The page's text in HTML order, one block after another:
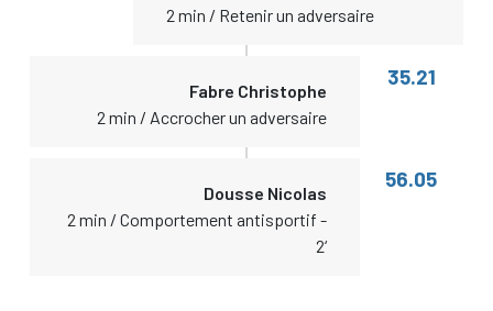
2 min / Retenir un adversaire
Fabre Christophe
2 min / Accrocher un adversaire
35.21
Dousse Nicolas
2 min / Comportement antisportif -
2‘
56.05